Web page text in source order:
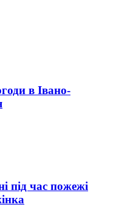
в Івано-
під час пожежі